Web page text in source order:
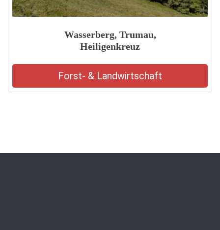
Wasserberg, Trumau,
Heiligenkreuz
Forst- & Landwirtschaft